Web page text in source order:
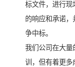
标文件，进行现
的响应和承诺
争中标。
我们公司在大量
训，但有着更多